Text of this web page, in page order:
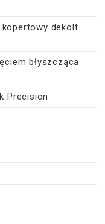
kopertowy dekolt
błyszcząca
Precision